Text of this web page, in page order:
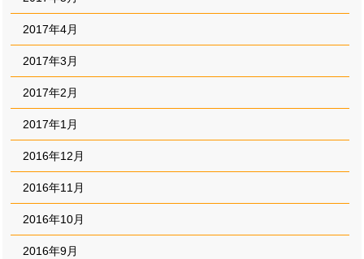
2017年4月
2017年3月
2017年2月
2017年1月
2016年12月
2016年11月
2016年10月
2016年9月